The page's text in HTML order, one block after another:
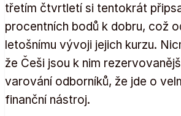
třetím čtvrtletí si tentokrát
procentních bodů k dobru, což
letošnímu vývoji jejich kurzu.
že Češi jsou k nim
varování odborníků, že jde o
finanční nástroj.